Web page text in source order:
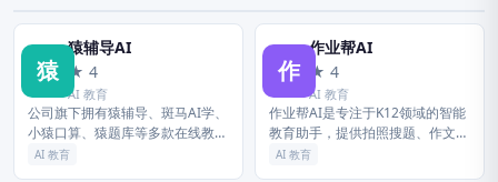
猿
猿辅导AI
★ 4
AI 教育
公司旗下拥有猿辅导、斑马AI学、
小猿口算、猿题库等多款在线教育
产品及数字内容产品，为用户提供
AI 教育
作
作业帮AI
★ 4
AI 教育
作业帮AI是专注于K12领域的智能
教育助手，提供拍照搜题、作文批
改与口算练习等全场景服务，通过
AI 教育